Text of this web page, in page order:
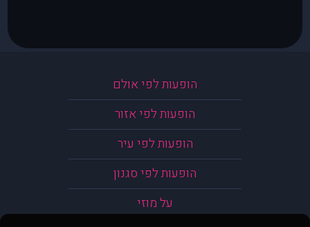
הופעות לפי אולם
הופעות לפי אזור
הופעות לפי עיר
הופעות לפי סגנון
על מוזי